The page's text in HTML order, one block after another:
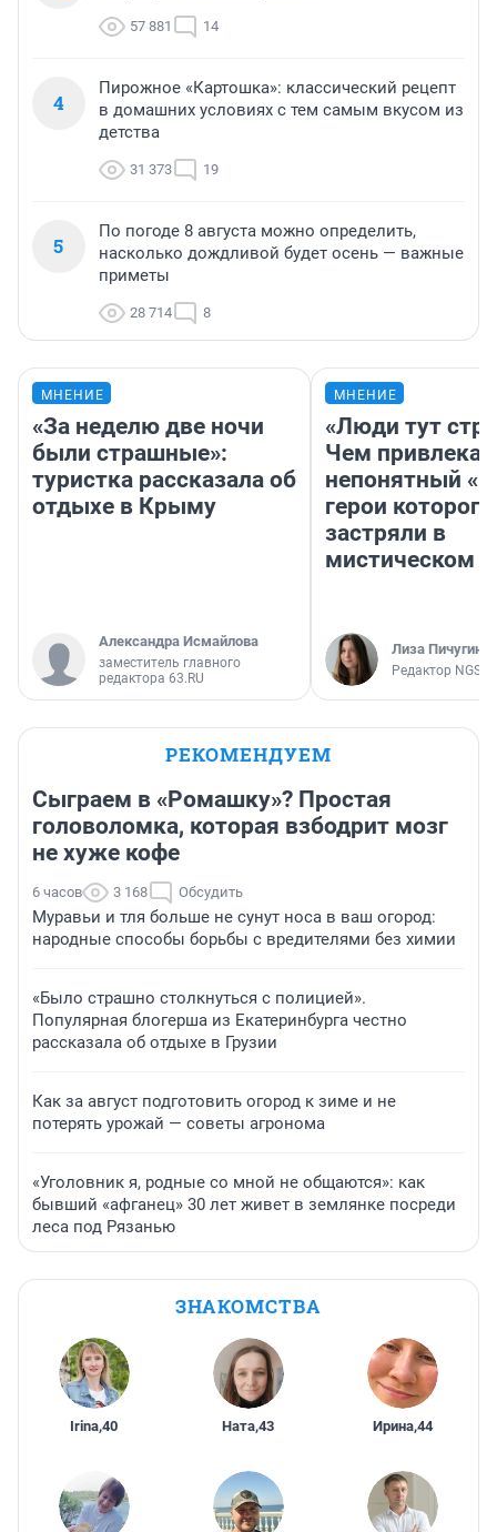
57 881 14
4
Пирожное «Картошка»: классический рецепт
в домашних условиях с тем самым вкусом из
детства
31 373 19
5
По погоде 8 августа можно определить,
насколько дождливой будет осень — важные
приметы
28 714 8
МНЕНИЕ
«За неделю две ночи
были страшные»:
туристка рассказала об
отдыхе в Крыму
Александра Исмайлова
заместитель главного
редактора 63.RU
МНЕНИЕ
«Люди тут
Чем
непонятный
герои которого
застряли в
мистическом
Лиза Пичугина
Редактор
РЕКОМЕНДУЕМ
Сыграем в «Ромашку»? Простая
головоломка, которая взбодрит мозг
не хуже кофе
6 часов 3 168 Обсудить
Муравьи и тля больше не сунут носа в ваш огород:
народные способы борьбы с вредителями без химии
«Было страшно столкнуться с полицией».
Популярная блогерша из Екатеринбурга честно
рассказала об отдыхе в Грузии
Как за август подготовить огород к зиме и не
потерять урожай — советы агронома
«Уголовник я, родные со мной не общаются»: как
бывший «афганец» 30 лет живет в землянке посреди
леса под Рязанью
ЗНАКОМСТВА
Irina,40 Ната,43 Ирина,44